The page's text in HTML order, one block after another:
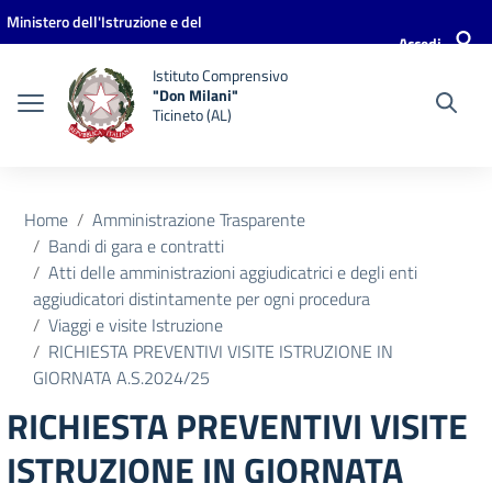
Vai ai contenuti
Vai al menu di navigazione
Vai al footer
Ministero dell'Istruzione e del
Accedi
Istituto Comprensivo
"Don Milani"
Ticineto (AL)
Home
Amministrazione Trasparente
Bandi di gara e contratti
Atti delle amministrazioni aggiudicatrici e degli enti
aggiudicatori distintamente per ogni procedura
Viaggi e visite Istruzione
RICHIESTA PREVENTIVI VISITE ISTRUZIONE IN
GIORNATA A.S.2024/25
RICHIESTA PREVENTIVI VISITE
ISTRUZIONE IN GIORNATA